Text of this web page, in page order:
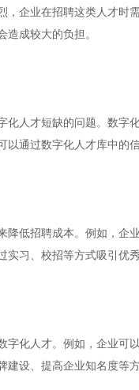
企业在招聘这类人才时
成较大的负担。
化人才短缺的问题。数
通过数字化人才库中的
降低招聘成本。例如，
习、校招等方式吸引优
字化人才。例如，企业
设、提高企业知名度等